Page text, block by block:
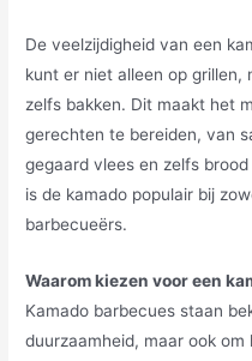
De veelzijdigheid van een
kunt er niet alleen op grillen,
zelfs bakken. Dit maakt het
gerechten te bereiden, van
gegaard vlees en zelfs
is de kamado populair bij
barbecueërs.
Waarom kiezen voor een
Kamado barbecues staan
duurzaamheid, maar ook